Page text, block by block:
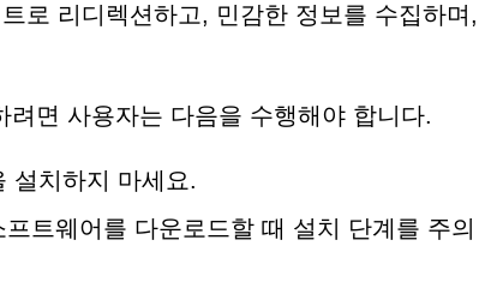
로 리디렉션하고, 민감한 정보를 수집하며,
면 사용자는 다음을 수행해야 합니다.
설치하지 마세요.
트웨어를 다운로드할 때 설치 단계를 주의